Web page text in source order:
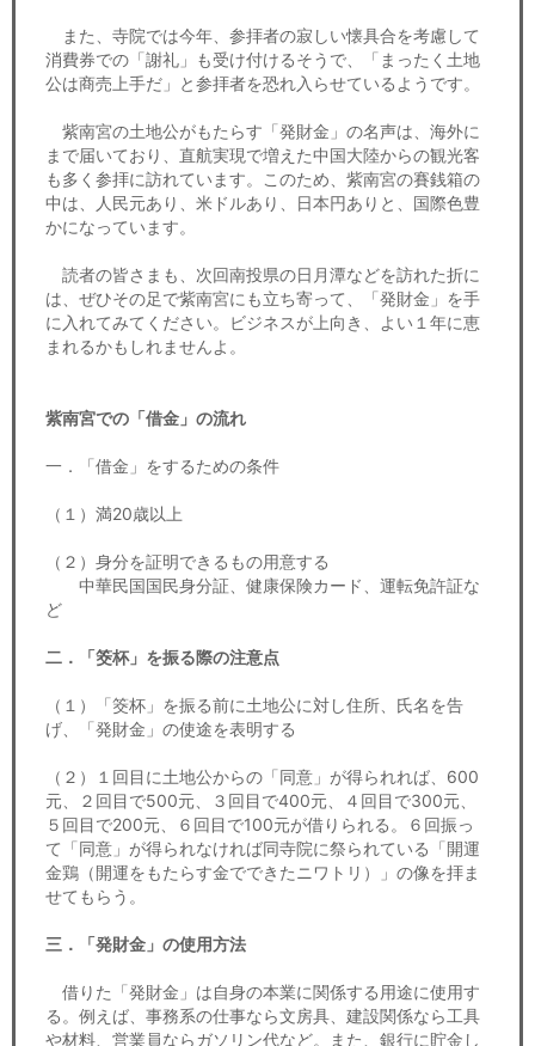
また、寺院では今年、参拝者の寂しい懐具合を考慮して
消費券での「謝礼」も受け付けるそうで、「まったく土地
公は商売上手だ」と参拝者を恐れ入らせているようです。
紫南宮の土地公がもたらす「発財金」の名声は、海外に
まで届いており、直航実現で増えた中国大陸からの観光客
も多く参拝に訪れています。このため、紫南宮の賽銭箱の
中は、人民元あり、米ドルあり、日本円ありと、国際色豊
かになっています。
読者の皆さまも、次回南投県の日月潭などを訪れた折に
は、ぜひその足で紫南宮にも立ち寄って、「発財金」を手
に入れてみてください。ビジネスが上向き、よい１年に恵
まれるかもしれませんよ。
紫南宮での「借金」の流れ
一．「借金」をするための条件
（１）満20歳以上
（２）身分を証明できるもの用意する
中華民国国民身分証、健康保険カード、運転免許証な
ど
二．「筊杯」を振る際の注意点
（１）「筊杯」を振る前に土地公に対し住所、氏名を告
げ、「発財金」の使途を表明する
（２）１回目に土地公からの「同意」が得られれば、600
元、２回目で500元、３回目で400元、４回目で300元、
５回目で200元、６回目で100元が借りられる。６回振っ
て「同意」が得られなければ同寺院に祭られている「開運
金鶏（開運をもたらす金でできたニワトリ）」の像を拝ま
せてもらう。
三．「発財金」の使用方法
借りた「発財金」は自身の本業に関係する用途に使用す
る。例えば、事務系の仕事なら文房具、建設関係なら工具
や材料、営業員ならガソリン代など。また、銀行に貯金し